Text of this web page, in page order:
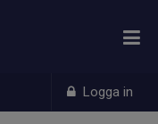
Logga in